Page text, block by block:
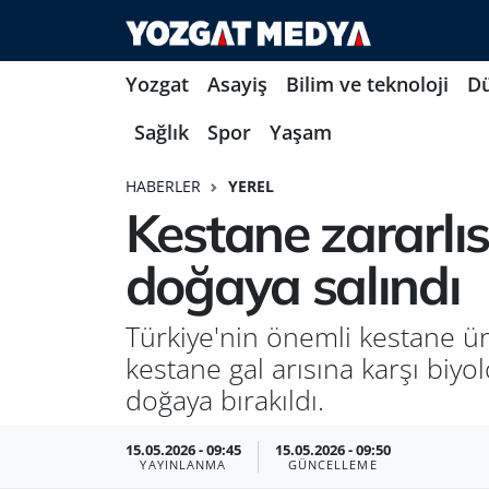
Yozgat Asayiş Bilim ve teknoloji
Sağlık
Spor Yaşam
HABERLER YEREL
Kestane
doğaya salındı
Türkiye'nin önemli kestane
kestane gal arısına karşı
doğaya bırakıldı.
15.05.2026 - 09:45
YAYINLANMA
15.05.2026 - 09:50
GÜNCELLEME